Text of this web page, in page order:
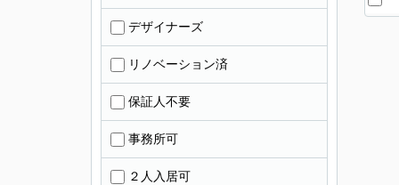
デザイナーズ
リノベーション済
保証人不要
事務所可
２人入居可